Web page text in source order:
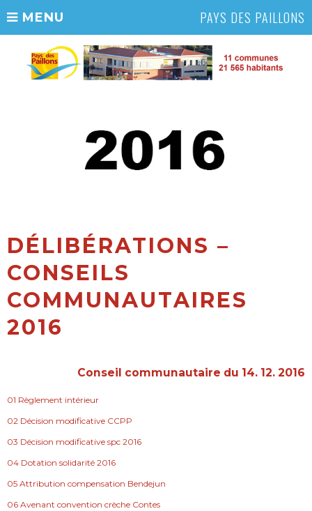
MENU PAYS DES PAILLONS
DÉLIBÉRATIONS –
CONSEILS
COMMUNAUTAIRES
2016
Conseil communautaire du 14. 12. 2016
01 Règlement intérieur
02 Décision modificative CCPP
03 Décision modificative spc 2016
04 Dotation solidarité 2016
05 Attribution compensation Bendejun
06 Avenant convention crèche Contes